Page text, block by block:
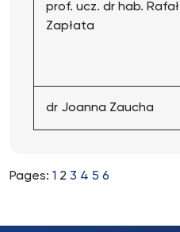
prof. ucz. dr hab. Rafał
Zapłata
dr Joanna Zaucha
Pages: 1 2 3 4 5 6